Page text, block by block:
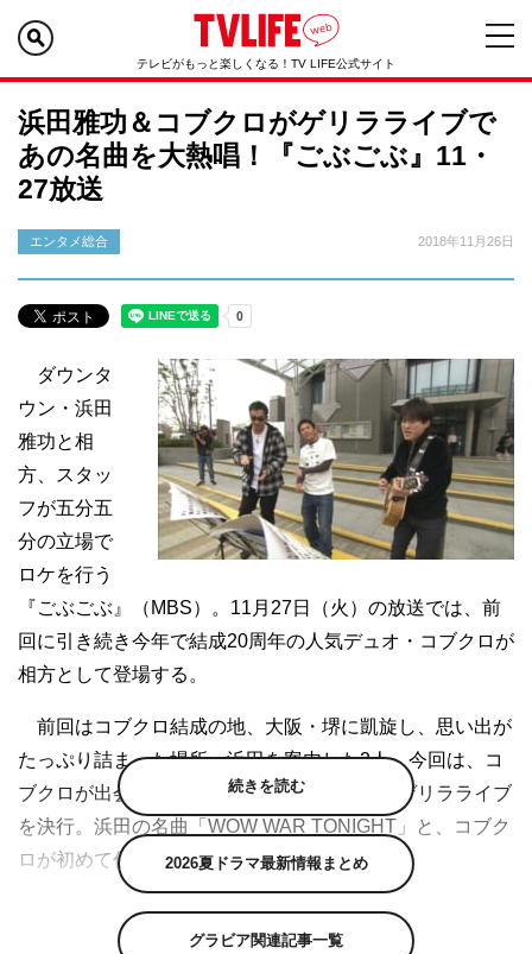
テレビがもっと楽しくなる！TV LIFE公式サイト
浜田雅功＆コブクロがゲリラライブで
あの名曲を大熱唱！『ごぶごぶ』11・
27放送
エンタメ総合 2018年11月26日
ダウンタ
ウン・浜田
雅功と相
方、スタッ
フが五分五
分の立場で
ロケを行う
『ごぶごぶ』（MBS）。11月27日（火）の放送では、前
回に引き続き今年で結成20周年の人気デュオ・コブクロが
相方として登場する。
前回はコブクロ結成の地、大阪・堺に凱旋し、思い出が
たっぷり詰まった場所へ浜田を案内した2人。今回は、コ
ブクロが出会いライブを重ねた堺東で浜田とゲリラライブ
を決行。浜田の名曲「WOW WAR TONIGHT」と、コブク
ロが初めて作った曲「桜」を3人で熱唱する。
まずは、黒田がどうしても行きたかったという、堺の名
店「銀シャリ屋 ゲコ亭」を訪れた3人。そこでコブクロが
続きを読む
2026夏ドラマ最新情報まとめ
グラビア関連記事一覧